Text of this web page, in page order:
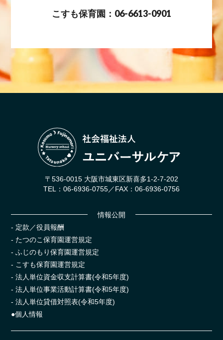
こすも保育園：06-6613-0901
〒536-0015 大阪市城東区新喜多1-2-7-202
TEL：06-6936-0755／FAX：06-6936-0756
情報公開
- 定款 ／役員報酬
- たつのこ保育園運営規定
- ふじのもり保育園運営規定
- こすも保育園運営規定
- 法人単位資金収支計算書(令和5年度)
- 法人単位事業活動計算書(令和5年度)
- 法人単位貸借対照表(令和5年度)
●個人情報